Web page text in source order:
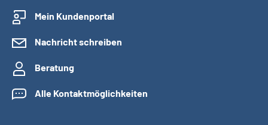
Mein Kundenportal
Nachricht schreiben
Beratung
Alle Kontaktmöglichkeiten